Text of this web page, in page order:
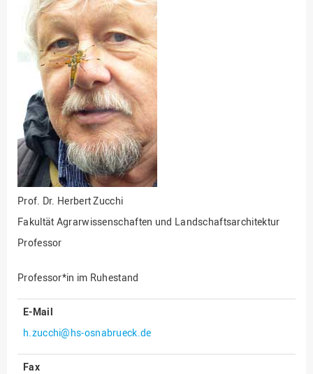
Fakultät
Ingenieurwissenschaften
und Informatik
Fakultät Management,
Kultur und Technik
Fakultät Wirtschafts- und
Sozialwissenschaften
Finanzen
Forschung, Kooperation,
Drittmittel
Gesellschaftliches
Engagement
Hochschulleitung
Hochschulplanung/-
strategie
Innenrevision
Institut für Musik
Prof. Dr. Herbert Zucchi
Fakultät Agrarwissenschaften und Landschaftsarchitektur
Professor
Professor*in im Ruhestand
E-Mail
h.zucchi@hs-osnabrueck.de
Fax